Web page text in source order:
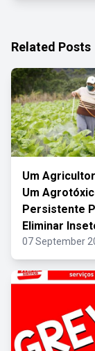
Related Posts
Um
Um
Persistente
Eliminar
07 September